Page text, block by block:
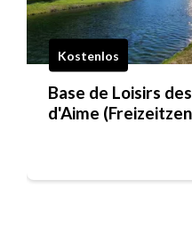
Kostenlos
Base de Loisirs
d'Aime